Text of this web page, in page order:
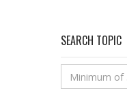
SEARCH TOPIC